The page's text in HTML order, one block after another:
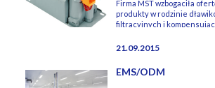
Firma MST wzbogaciła
produkty w rodzinie
filtracyjnych i
konstrukcyjną powstały 1
21.09.2015
EMS/ODM